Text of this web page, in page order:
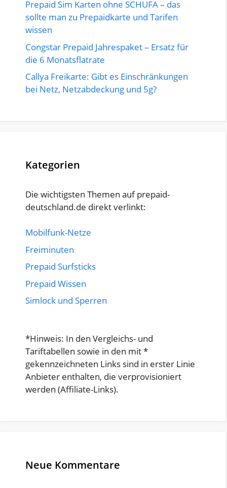
Prepaid Sim Karten ohne SCHUFA – das
sollte man zu Prepaidkarte und Tarifen
wissen
Congstar Prepaid Jahrespaket – Ersatz für
die 6 Monatsflatrate
Callya Freikarte: Gibt es Einschränkungen
bei Netz, Netzabdeckung und 5g?
Kategorien
Die wichtigsten Themen auf prepaid-
deutschland.de direkt verlinkt:
Mobilfunk-Netze
Freiminuten
Prepaid Surfsticks
Prepaid Wissen
Simlock und Sperren
*Hinweis: In den Vergleichs- und
Tariftabellen sowie in den mit *
gekennzeichneten Links sind in erster Linie
Anbieter enthalten, die verprovisioniert
werden (Affiliate-Links).
Neue Kommentare